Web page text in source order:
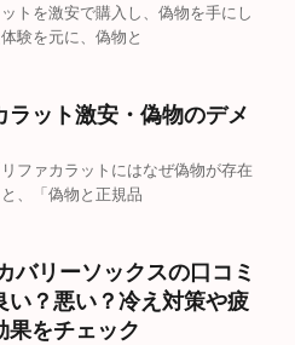
トを激安で購入し、偽物を手にし
験を元に、偽物と
ラット激安・偽物のデメ
ファカラットにはなぜ偽物が存在
、「偽物と正規品
バリーソックスの口コミ
い？悪い？冷え対策や疲
果をチェック